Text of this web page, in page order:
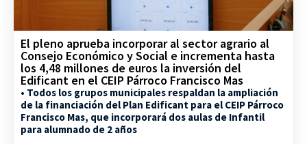
El pleno aprueba incorporar al sector agrario al
Consejo Económico y Social e incrementa hasta
los 4,48 millones de euros la inversión del
Edificant en el CEIP Párroco Francisco Mas
• Todos los grupos municipales respaldan la ampliación
de la financiación del Plan Edificant para el CEIP Párroco
Francisco Mas, que incorporará dos aulas de Infantil
para alumnado de 2 años